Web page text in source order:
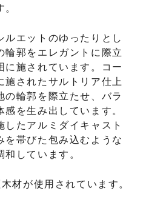
エットのゆったりとし
輪郭をエレガントに際立
に施されています。コー
されたサルトリア仕上
の輪郭を際立たせ、バラ
を生み出しています。
したアルミダイキャスト
を帯びた包み込むような
しています。
材が使用されています。